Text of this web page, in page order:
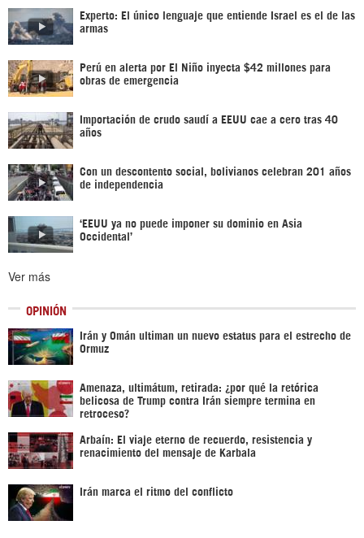
Experto: El único lenguaje que entiende Israel es el de las
armas
Perú en alerta por El Niño inyecta $42 millones para
obras de emergencia
Importación de crudo saudí a EEUU cae a cero tras 40
años
Con un descontento social, bolivianos celebran 201 años
de independencia
‘EEUU ya no puede imponer su dominio en Asia
Occidental’
Ver más
OPINIÓN
Irán y Omán ultiman un nuevo estatus para el estrecho de
Ormuz
Amenaza, ultimátum, retirada: ¿por qué la retórica
belicosa de Trump contra Irán siempre termina en
retroceso?
Arbaín: El viaje eterno de recuerdo, resistencia y
renacimiento del mensaje de Karbala
Irán marca el ritmo del conflicto